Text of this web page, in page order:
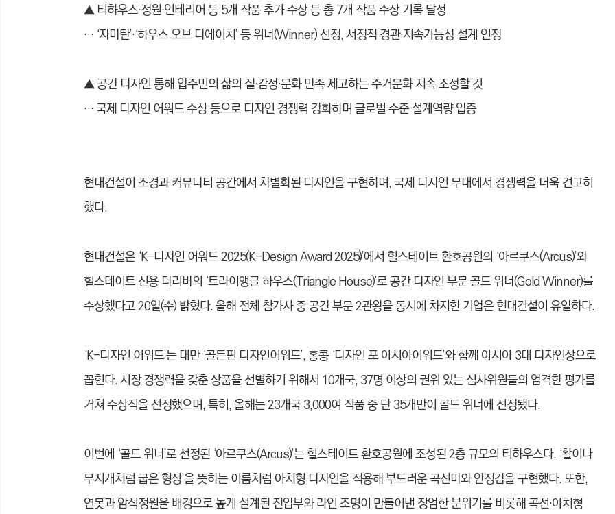
▲티하우스·정원·인테리어 등 5개 작품 추가 수상 등 총 7개 작품 수상 기록 달성
… ‘자미탄’·‘하우스 오브 디에이치’ 등 위너(Winner) 선정, 서정적 경관·지속가능성 설계 인정
▲공간 디자인 통해 입주민의 삶의 질·감성·문화 만족 제고하는 주거문화 지속 조성할 것
… 국제 디자인 어워드 수상 등으로 디자인 경쟁력 강화하며 글로벌 수준 설계역량 입증
현대건설이 조경과 커뮤니티 공간에서 차별화된 디자인을 구현하며, 국제 디자인 무대에서 경쟁력을 더욱 견고히
했다.
현대건설은 ‘K-디자인 어워드 2025(K-Design Award 2025)’에서 힐스테이트 환호공원의 ‘아르쿠스(Arcus)’와
힐스테이트 신용 더리버의 ‘트라이앵글 하우스(Triangle House)’로 공간 디자인 부문 골드 위너(Gold Winner)를
수상했다고 20일(수) 밝혔다. 올해 전체 참가사 중 공간 부문 2관왕을 동시에 차지한 기업은 현대건설이 유일하다.
‘K-디자인 어워드’는 대만 ‘골든핀 디자인어워드’, 홍콩 ‘디자인 포 아시아어워드’와 함께 아시아 3대 디자인상으로
꼽힌다. 시장 경쟁력을 갖춘 상품을 선별하기 위해서 10개국, 37명 이상의 권위 있는 심사위원들의 엄격한 평가를
거쳐 수상작을 선정했으며, 특히, 올해는 23개국 3,000여 작품 중 단 35개만이 골드 위너에 선정됐다.
이번에 ‘골드 위너’로 선정된 ‘아르쿠스(Arcus)’는 힐스테이트 환호공원에 조성된 2층 규모의 티하우스다. ‘활이나
무지개처럼 굽은 형상’을 뜻하는 이름처럼 아치형 디자인을 적용해 부드러운 곡선미와 안정감을 구현했다. 또한,
연못과 암석정원을 배경으로 높게 설계된 진입부와 라인 조명이 만들어낸 장엄한 분위기를 비롯해 곡선·아치형